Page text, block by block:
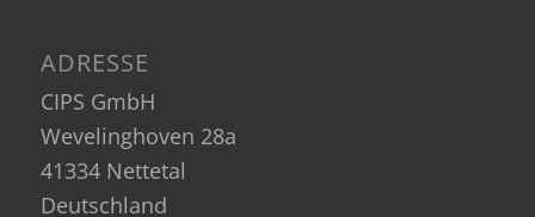
ADRESSE
CIPS GmbH
Wevelinghoven 28a
41334 Nettetal
Deutschland